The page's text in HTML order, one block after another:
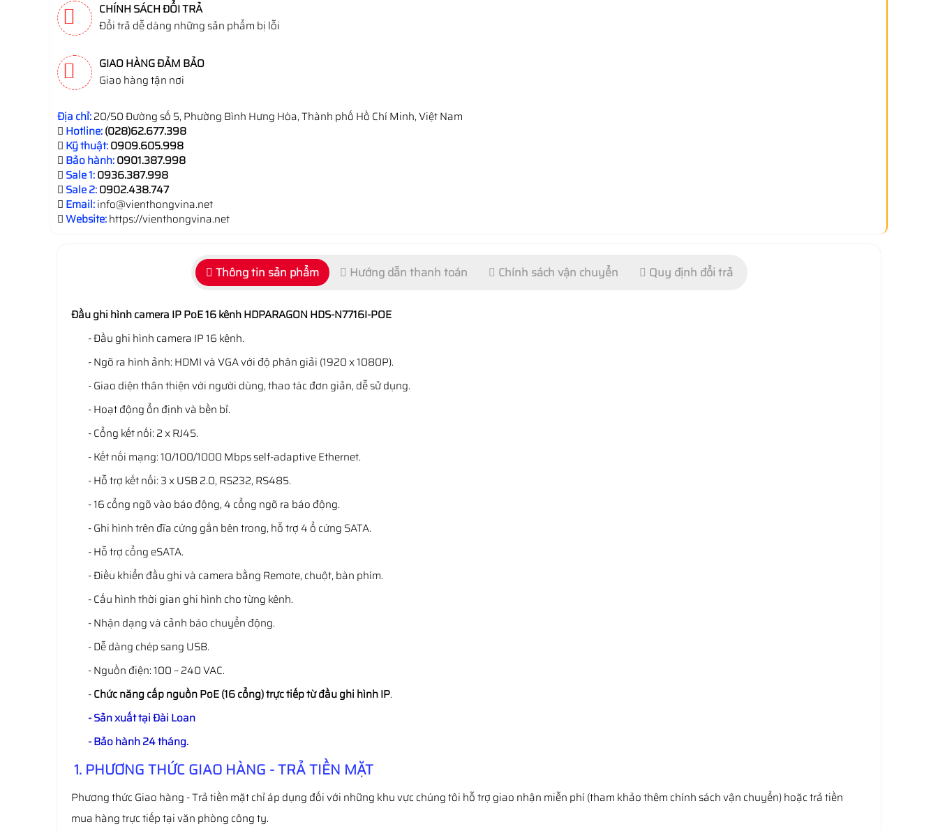
CHÍNH SÁCH ĐỔI TRẢ
Đổi trả dễ dàng những sản phẩm bị lỗi
GIAO HÀNG ĐẢM BẢO
Giao hàng tận nơi
Địa chỉ:20/50 Đường số 5, Phường Bình Hưng Hòa, Thành phố Hồ Chí Minh, Việt Nam
Hotline:(028)62.677.398
Kỹ thuật:0909.605.998
Bảo hành:0901.387.998
Sale 1:0936.387.998
Sale 2:0902.438.747
Email:info@vienthongvina.net
Website:https://vienthongvina.net
Thông tin sản phẩm Hướng dẫn thanh toán Chính sách vận chuyển Quy định đổi trả
Đầu ghi hình camera IP PoE 16 kênh HDPARAGON HDS-N7716I-POE
- Đầu ghi hình camera IP 16 kênh.
- Ngõ ra hình ảnh: HDMI và VGA với độ phân giải (1920 x 1080P).
- Giao diện thân thiện với người dùng, thao tác đơn giản, dễ sử dụng.
- Hoạt động ổn định và bền bỉ.
- Cổng kết nối: 2 x RJ45.
- Kết nối mạng: 10/100/1000 Mbps self-adaptive Ethernet.
- Hỗ trợ kết nối: 3 x USB 2.0, RS232, RS485.
- 16 cổng ngõ vào báo động, 4 cổng ngõ ra báo động.
- Ghi hình trên đĩa cứng gắn bên trong, hỗ trợ 4 ổ cứng SATA.
- Hỗ trợ cổng eSATA.
- Điều khiển đầu ghi và camera bằng Remote, chuột, bàn phím.
- Cấu hình thời gian ghi hình cho từng kênh.
- Nhận dạng và cảnh báo chuyển động.
- Dễ dàng chép sang USB.
- Nguồn điện: 100 ~ 240 VAC.
-Chức năng cấp nguồn PoE (16 cổng) trực tiếp từ đầu ghi hình IP.
- Sản xuất tại Đài Loan
- Bảo hành 24 tháng.
1. PHƯƠNG THỨC GIAO HÀNG - TRẢ TIỀN MẶT
Phương thức Giao hàng - Trả tiền mặt chỉ áp dụng đối với những khu vực chúng tôi hỗ trợ giao nhận miễn phí (tham khảo thêm chính sách vận chuyển) hoặc trả tiền
mua hàng trực tiếp tại văn phòng công ty.